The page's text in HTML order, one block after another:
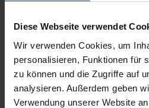
Diese Webseite verwendet
Wir verwenden Cookies, um
personalisieren, Funktionen für
zu können und die Zugriffe auf
analysieren. Außerdem geben
Verwendung unserer Website
Racumin Schaum